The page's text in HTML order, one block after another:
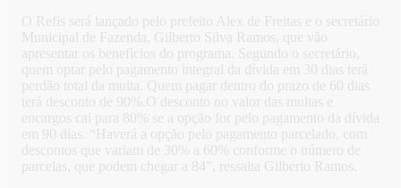
O Refis será lançado pelo prefeito Alex de Freitas e o secretário
Municipal de Fazenda, Gilberto Silva Ramos, que vão
apresentar os benefícios do programa. Segundo o secretário,
quem optar pelo pagamento integral da dívida em 30 dias terá
perdão total da multa. Quem pagar dentro do prazo de 60 dias
terá desconto de 90%.O desconto no valor das multas e
encargos cai para 80% se a opção for pelo pagamento da dívida
em 90 dias. “Haverá a opção pelo pagamento parcelado, com
descontos que variam de 30% a 60% conforme o número de
parcelas, que podem chegar a 84”, ressalta Gilberto Ramos.